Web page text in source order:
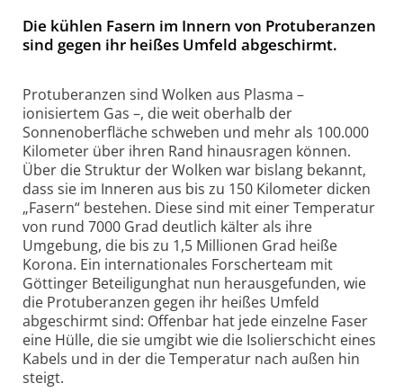
Die kühlen Fasern im Innern von Protuberanzen
sind gegen ihr heißes Umfeld abgeschirmt.
Protuberanzen sind Wolken aus Plasma –
ionisiertem Gas –, die weit oberhalb der
Sonnenoberfläche schweben und mehr als 100.000
Kilometer über ihren Rand hinausragen können.
Über die Struktur der Wolken war bislang bekannt,
dass sie im Inneren aus bis zu 150 Kilometer dicken
„Fasern“ bestehen. Diese sind mit einer Temperatur
von rund 7000 Grad deutlich kälter als ihre
Umgebung, die bis zu 1,5 Millionen Grad heiße
Korona. Ein internationales Forscherteam mit
Göttinger Beteiligunghat nun herausgefunden, wie
die Protuberanzen gegen ihr heißes Umfeld
abgeschirmt sind: Offenbar hat jede einzelne Faser
eine Hülle, die sie umgibt wie die Isolierschicht eines
Kabels und in der die Temperatur nach außen hin
steigt.